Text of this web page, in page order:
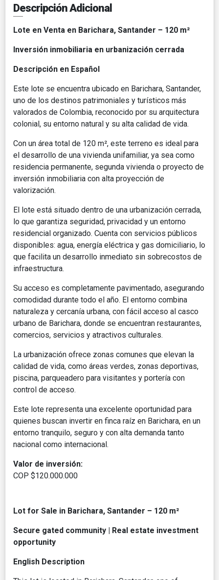
Descripción Adicional
Lote en Venta en Barichara, Santander – 120 m²
Inversión inmobiliaria en urbanización cerrada
Descripción en Español
Este lote se encuentra ubicado en Barichara, Santander,
uno de los destinos patrimoniales y turísticos más
valorados de Colombia, reconocido por su arquitectura
colonial, su entorno natural y su alta calidad de vida.
Con un área total de 120 m², este terreno es ideal para
el desarrollo de una vivienda unifamiliar, ya sea como
residencia permanente, segunda vivienda o proyecto de
inversión inmobiliaria con alta proyección de
valorización.
El lote está situado dentro de una urbanización cerrada,
lo que garantiza seguridad, privacidad y un entorno
residencial organizado. Cuenta con servicios públicos
disponibles: agua, energía eléctrica y gas domiciliario, lo
que facilita un desarrollo inmediato sin sobrecostos de
infraestructura.
Su acceso es completamente pavimentado, asegurando
comodidad durante todo el año. El entorno combina
naturaleza y cercanía urbana, con fácil acceso al casco
urbano de Barichara, donde se encuentran restaurantes,
comercios, servicios y atractivos culturales.
La urbanización ofrece zonas comunes que elevan la
calidad de vida, como áreas verdes, zonas deportivas,
piscina, parqueadero para visitantes y portería con
control de acceso.
Este lote representa una excelente oportunidad para
quienes buscan invertir en finca raíz en Barichara, en un
entorno tranquilo, seguro y con alta demanda tanto
nacional como internacional.
Valor de inversión:
COP $120.000.000
Lot for Sale in Barichara, Santander – 120 m²
Secure gated community | Real estate investment
opportunity
English Description